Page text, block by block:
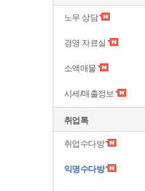
노무 상담
경영 자료실
소액매물
시세/매출정보
취업톡
취업수다방
익명수다방